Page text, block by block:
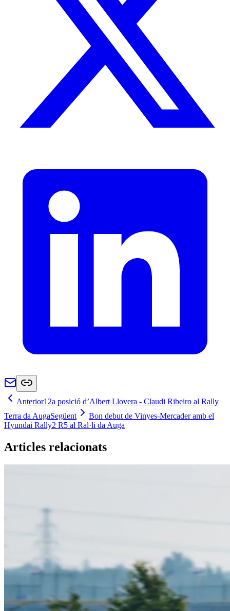
Anterior12a posició d’Albert Llovera - Claudi Ribeiro al Rally
Terra da AugaSegüent
Bon debut de Vinyes-Mercader amb el
Hyundai Rally2 R5 al Ral·li da Auga
Articles relacionats